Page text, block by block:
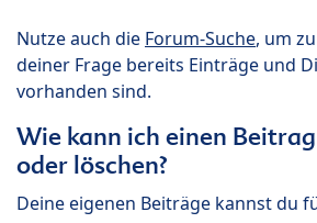
Nutze auch die Forum-Suche, um
deiner Frage bereits Einträge und
vorhanden sind.
Wie kann ich einen
oder löschen?
Deine eigenen Beiträge kannst du